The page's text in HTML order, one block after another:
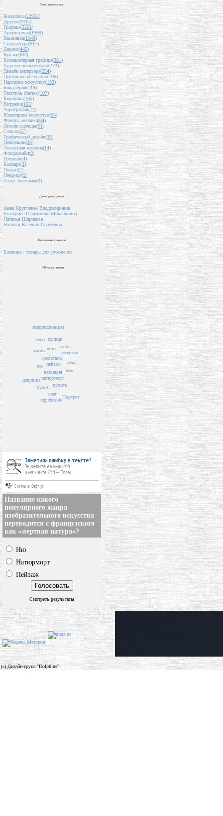
Вид искусства
Живопись(22953)
Другое(3334)
Графика(3261)
Архитектура(1969)
Вышивка(1048)
Скульптура(617)
Дерево(445)
Куклы(302)
Компьютерная графика(281)
Художественное фото(273)
Дизайн интерьера(254)
Церковное искусство(196)
Народное искусство(193)
Бижутерия(119)
Текстиль (батик)(107)
Керамика(105)
Витражи(103)
Аэрография(74)
Ювелирное искусство(66)
Фреска, мозаика(64)
Дизайн одежды(61)
Стекло(57)
Графический дизайн(38)
Декорации(26)
Лоскутная картина(14)
Флордизайн(9)
Пэчворк(4)
Бодиарт(3)
Плакат(2)
Ленд-арт(2)
Театр. костюмы(0)
День рождения
Анна Крупченко Владимировна
Екатерина Герасимова Михайловна
Наталья Шарикова
Наталья Каленик Сергеевна
Полезные ссылки
Ежевика - товары для рукоделия
Облако тегов
пейзаж
названия
живопись
лето
натюрморт
купить
солнце
лес
зима
осень
букет
масло
река
снег
tegicheskie
реализм
небо
импрессионизм
Портрет
девушка
Название какого
популярного жанра
изобразительного искусства
переводится с французского
как «мертвая натура»?
Ню
Натюрморт
Пейзаж
Смотреть результаты
(c) Дизайн-група "Dolphins"